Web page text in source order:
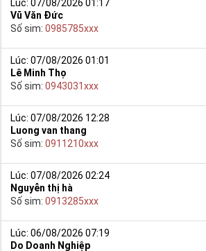
Lúc: 07/08/2026 01:17
Vũ Văn Đức
Số sim: 0985785xxx
Lúc: 07/08/2026 01:01
Lê Minh Thọ
Số sim: 0943031xxx
Lúc: 07/08/2026 12:28
Luong van thang
Số sim: 0911210xxx
Lúc: 07/08/2026 02:24
Nguyễn thị hà
Số sim: 0913285xxx
Lúc: 06/08/2026 07:19
Do Doanh Nghiệp